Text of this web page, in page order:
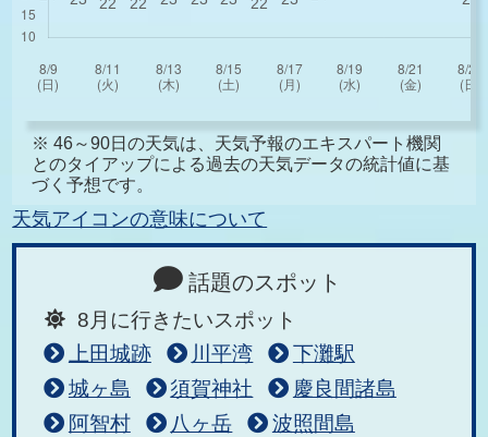
※ 46～90日の天気は、天気予報のエキスパート機関
とのタイアップによる過去の天気データの統計値に基
づく予想です。
天気アイコンの意味について
話題のスポット
8月に行きたいスポット
上田城跡
川平湾
下灘駅
城ヶ島
須賀神社
慶良間諸島
阿智村
八ヶ岳
波照間島